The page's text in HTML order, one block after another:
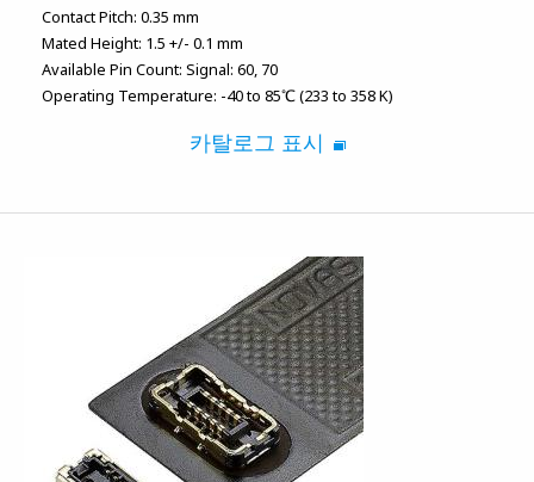
Contact Pitch: 0.35 mm
Mated Height: 1.5 +/- 0.1 mm
Available Pin Count: Signal: 60, 70
Operating Temperature: -40 to 85℃ (233 to 358 K)
카탈로그 표시